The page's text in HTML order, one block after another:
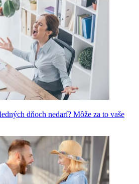
dňoch nedarí? Môže za to vaše